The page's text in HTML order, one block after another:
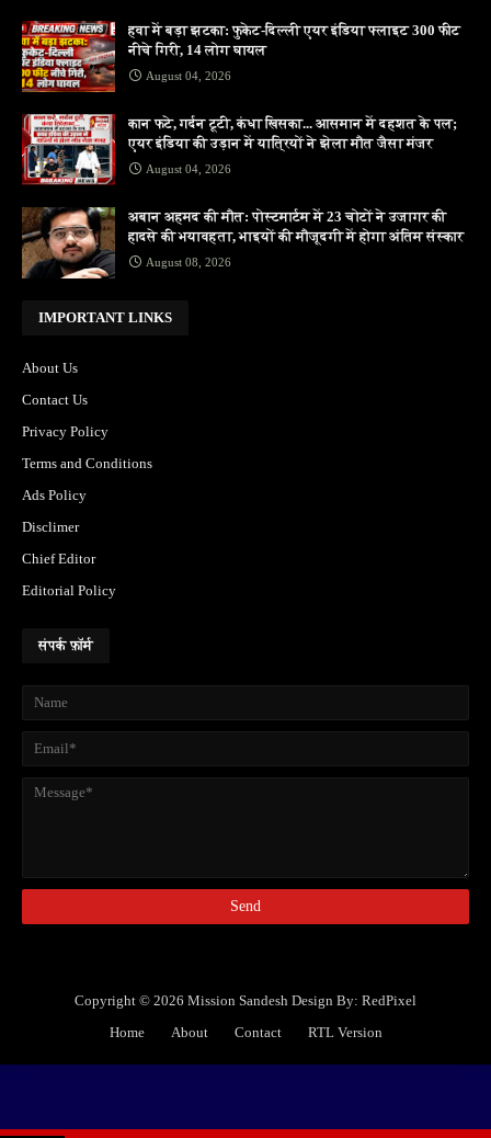
हवा में बड़ा झटका: फुकेट-दिल्ली एयर इंडिया फ्लाइट 300 फीट
नीचे गिरी, 14 लोग घायल
August 04, 2026
कान फटे, गर्दन टूटी, कंधा खिसका... आसमान में दहशत के पल;
एयर इंडिया की उड़ान में यात्रियों ने झेला मौत जैसा मंजर
August 04, 2026
अबान अहमद की मौत: पोस्टमार्टम में 23 चोटों ने उजागर की
हादसे की भयावहता, भाइयों की मौजूदगी में होगा अंतिम संस्कार
August 08, 2026
IMPORTANT LINKS
About Us
Contact Us
Privacy Policy
Terms and Conditions
Ads Policy
Disclimer
Chief Editor
Editorial Policy
संपर्क फ़ॉर्म
Copyright © 2026 Mission Sandesh Design By: RedPixel
Home
About Contact RTL Version